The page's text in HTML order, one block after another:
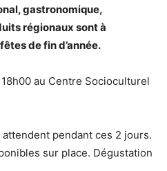
gastronomique,
régionaux sont à
de fin d’année.
au Centre Socioculturel
pendant ces 2 jours.
sur place. Dégustation